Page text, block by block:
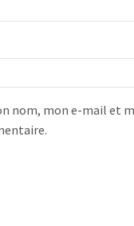
nom, mon e-mail et